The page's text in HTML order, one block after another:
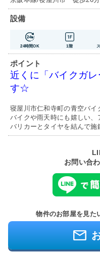
設備
24時間OK 1階
ポイント
近くに「バイクガ
す☆
寝屋川市仁和寺町の青空バイ
バイクや雨天時にも嬉しい、
バリカーとタイヤを結んで
お問い合
物件のお部屋を見た